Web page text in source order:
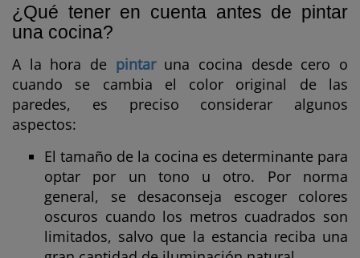
¿Qué tener en cuenta antes de pintar
una cocina?
A la hora de pintaruna cocina desde cero o
cuando se cambia el color original de las
paredes, es preciso considerar algunos
aspectos:
El tamaño de la cocina es determinante para
optar por un tono u otro. Por norma
general, se desaconseja escoger colores
oscuros cuando los metros cuadrados son
limitados, salvo que la estancia reciba una